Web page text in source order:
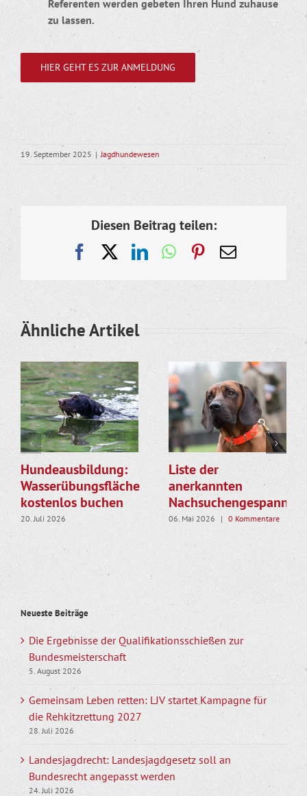
Referenten werden gebeten Ihren Hund zuhause
zu lassen.
HIER GEHT ES ZUR ANMELDUNG
19. September 2025 | Jagdhundewesen
Diesen Beitrag teilen:
FacebookLinkedInWhatsApp
Pinterest
E-
Ähnliche Artikel
Hundeausbildung:
Wasserübungsfläche
kostenlos buchen
20. Juli 2026
Liste der
anerkannten
Nachsuchengespanne
06. Mai 2026 | 0 Kommentare
Neueste Beiträge
Die Ergebnisse der Qualifikationsschießen zur
Bundesmeisterschaft
5. August 2026
Gemeinsam Leben retten: LJV startet Kampagne für
die Rehkitzrettung 2027
28. Juli 2026
Landesjagdrecht: Landesjagdgesetz soll an
Bundesrecht angepasst werden
24. Juli 2026